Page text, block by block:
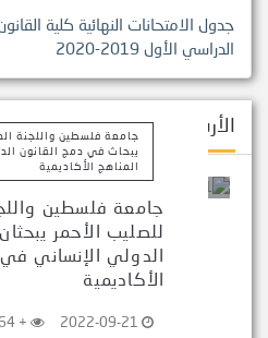
جدول الامتحانات النهائية كلية
الدراسي الأول 2019-2020
2019-12-30
جدول الاختبارات النهائية للفصل
القانون
2019-09-02
الأرشيف
جامعة فلسطين واللجنة
يبحاث في دمج القانون
المناهج الأكاديمية
جامعة فلسطين
للصليب الأحمر يبحثان
الدولي الإنساني في
الأكاديمية
+ 2844064